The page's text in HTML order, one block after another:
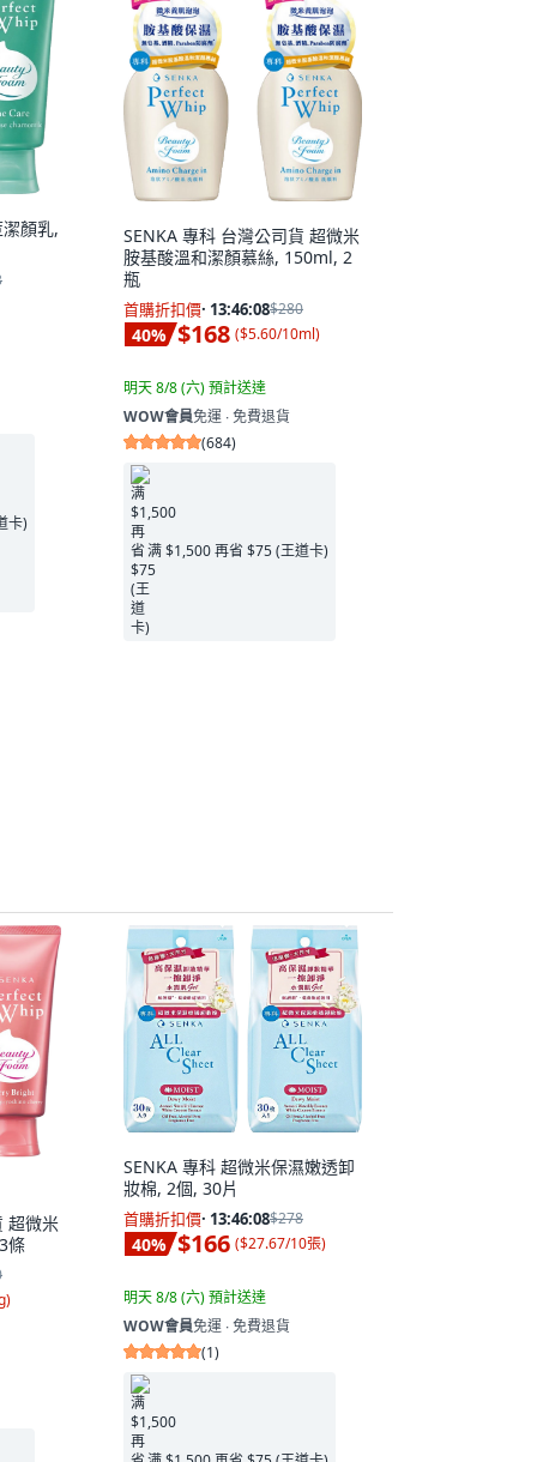
顏乳,
卡)
SENKA 專科 台灣公司貨 超微米
胺基酸溫和潔顏慕絲, 150ml, 2
瓶
首購折扣價· 13:46:06$280
40% $168 ($5.60/10ml)
明天 8/8 (六)預計送達
WOW會員免運 ∙ 免費退貨
(684)
满 $1,500 再省 $75 (王道卡)
超微米
條
)
SENKA 專科 超微米保濕嫩透卸
妝棉, 2個, 30片
首購折扣價· 13:46:06$278
40% $166 ($27.67/10張)
明天 8/8 (六)預計送達
WOW會員免運 ∙ 免費退貨
(1)